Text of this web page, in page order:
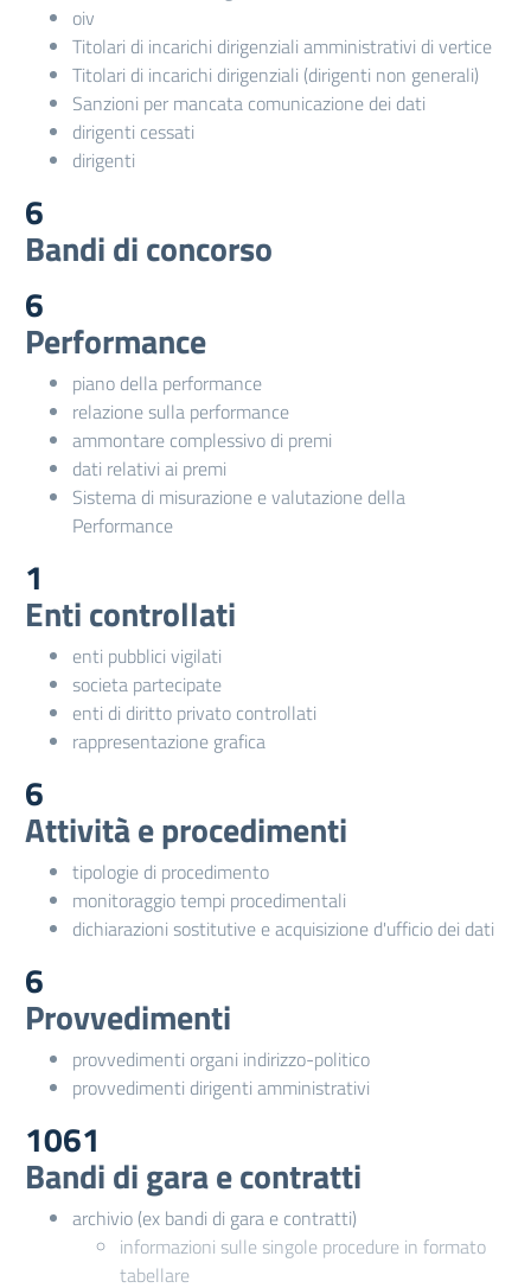
oiv
Titolari di incarichi dirigenziali amministrativi di vertice
Titolari di incarichi dirigenziali (dirigenti non generali)
Sanzioni per mancata comunicazione dei dati
dirigenti cessati
dirigenti
6
Bandi di concorso
6
Performance
piano della performance
relazione sulla performance
ammontare complessivo di premi
dati relativi ai premi
Sistema di misurazione e valutazione della
Performance
1
Enti controllati
enti pubblici vigilati
societa partecipate
enti di diritto privato controllati
rappresentazione grafica
6
Attività e procedimenti
tipologie di procedimento
monitoraggio tempi procedimentali
dichiarazioni sostitutive e acquisizione d'ufficio dei dati
6
Provvedimenti
provvedimenti organi indirizzo-politico
provvedimenti dirigenti amministrativi
1061
Bandi di gara e contratti
archivio (ex bandi di gara e contratti)
informazioni sulle singole procedure in formato
tabellare